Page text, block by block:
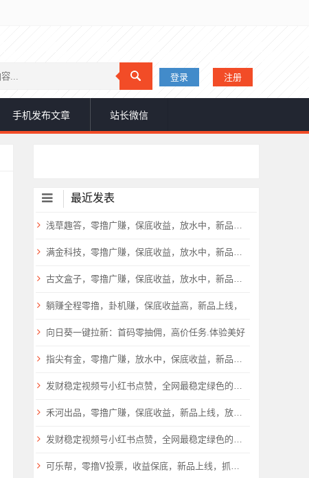
登录 注册
手机发布文章 站长微信
最近发表
浅草趣答，零撸广赚，保底收益，放水中，新品上线，
满金科技，零撸广赚，保底收益，放水中，新品上线，
古文盒子，零撸广赚，保底收益，放水中，新品上线，
躺赚全程零撸，卦机赚，保底收益高，新品上线，
向日葵一键拉新：首码零抽佣，高价任务.体验美好
指尖有金，零撸广赚，放水中，保底收益，新品上线，
发财稳定视频号小红书点赞，全网最稳定绿色的项目，小红书启动
禾河出品，零撸广赚，保底收益，新品上线，放水中
发财稳定视频号小红书点赞，全网最稳定绿色的项目，小红书启动
可乐帮，零撸V投票，收益保底，新品上线，抓紧上车，